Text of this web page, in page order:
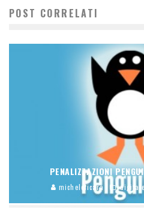
POST CORRELATI
PENALIZZAZIONI
micheleficara digitale